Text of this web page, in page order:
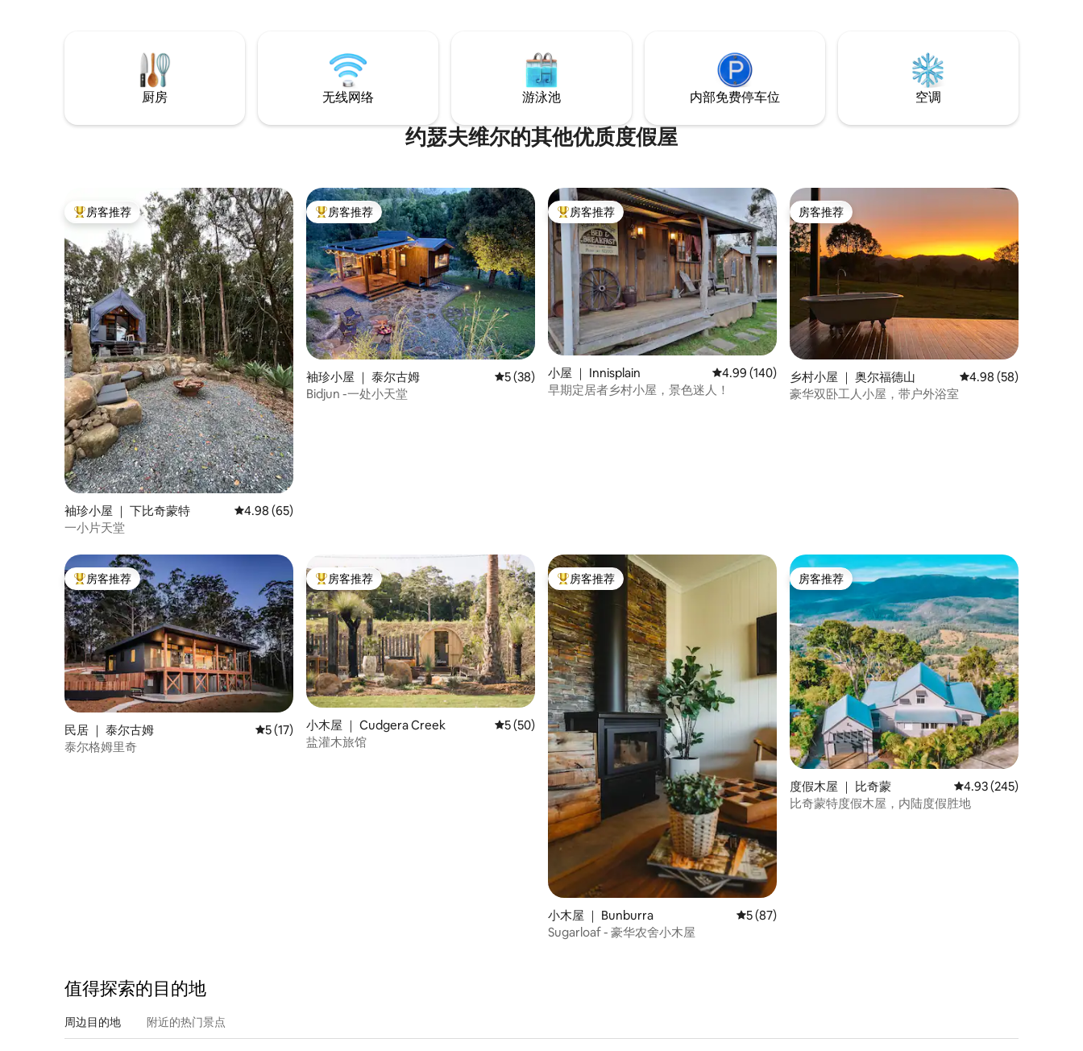
气息的宁静度假胜地。✨
厨房 无线网络 游泳池 内部免费停车位 空调
约瑟夫维尔的其他优质度假屋
热门「房客推荐」
房客推荐
袖珍小屋 ｜ 下比奇蒙特 平均评分 4.98 分（满分 5 分），共 65 条评价
4.98 (65)
一小片天堂
热门「房客推荐」
房客推荐
袖珍小屋 ｜ 泰尔古姆 平均评分 5 分（满分 5 分），共 38 条评价
5 (38)
Bidjun -一处小天堂
热门「房客推荐」
房客推荐
小屋 ｜ Innisplain 平均评分 4.99 分（满分 5 分），共 140 条评价
4.99 (140)
早期定居者乡村小屋，景色迷人！
房客推荐
房客推荐
乡村小屋 ｜ 奥尔福德山 平均评分 4.98 分（满
4.98 (58)
豪华双卧工人小屋，带户外浴室
热门「房客推荐」
房客推荐
民居 ｜ 泰尔古姆 平均评分 5 分（满分 5 分），共 17 条评价
5 (17)
泰尔格姆里奇
热门「房客推荐」
房客推荐
小木屋 ｜ Cudgera Creek 平均评分 5 分（满分 5 分），共 50 条评价
5 (50)
盐灌木旅馆
热门「房客推荐」
房客推荐
小木屋 ｜ Bunburra 平均评分 5 分（满分 5 分），共 87 条评价
5 (87)
Sugarloaf - 豪华农舍小木屋
房客推荐
房客推荐
度假木屋 ｜ 比奇蒙 平均评分 4.93 分（满
4.93 (245)
比奇蒙特度假木屋，内陆度假胜地
值得探索的目的地
周边目的地 附近的热门景点